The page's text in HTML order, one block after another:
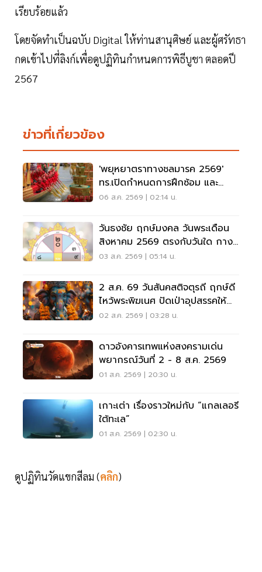
เรียบร้อยแล้ว
โดยจัดทำเป็นฉบับ Digital ให้ท่านสานุศิษย์ และผู้ศรัทธา
กดเข้าไปที่ลิงก์เพื่อดูปฏิทินกำหนดการพิธีบูชา ตลอดปี
2567
ข่าวที่เกี่ยวข้อง
'พยุหยาตราทางชลมารค 2569'
ทร.เปิดกำหนดการฝึกซ้อม และ
วันพระราชพิธี จุดชมขบวน
06 ส.ค. 2569 | 02:14 น.
วันธงชัย ฤกษ์มงคล วันพระเดือน
สิงหาคม 2569 ตรงกับวันใด กาง
ปฏิทินเช็กที่นี่
03 ส.ค. 2569 | 05:14 น.
2 ส.ค. 69 วันสันคสติจตุรถี ฤกษ์ดี
ไหว้พระพิฆเนศ ปัดเป่าอุปสรรคให้
ชีวิตปัง
02 ส.ค. 2569 | 03:28 น.
ดาวอังคารเทพแห่งสงครามเด่น
พยากรณ์วันที่ 2 - 8 ส.ค. 2569
01 ส.ค. 2569 | 20:30 น.
เกาะเต่า เรื่องราวใหม่กับ “แกลเลอรี
ใต้ทะเล”
01 ส.ค. 2569 | 02:30 น.
ดูปฏิทินวัดแขกสีลม (คลิก)